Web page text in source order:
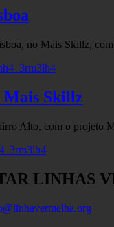
no Mais Skillz,
Mais Skillz
Alto, com o projeto
LINHAS